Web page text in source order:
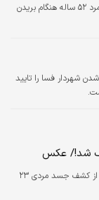
جانشین فرماندهی انتظامی شهرستان کلات از مرگ مرد ۵۲ ساله هنگام بریدن
شهردار فسا را تایید
باشگاه خبرنگاران نوشت: فرماندهی نیروی انتظامی بستان از کشف جسد مردی ۲۳